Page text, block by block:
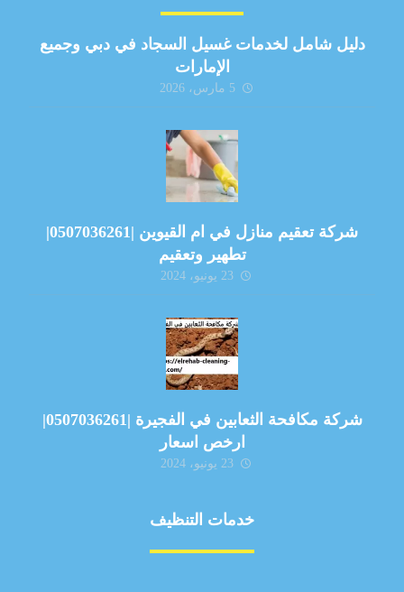
دليل شامل لخدمات غسيل السجاد في دبي وجميع
الإمارات
5 مارس، 2026
شركة تعقيم منازل في ام القيوين |0507036261|
تطهير وتعقيم
23 يونيو، 2024
شركة مكافحة الثعابين في الفجيرة |0507036261|
ارخص اسعار
23 يونيو، 2024
خدمات التنظيف